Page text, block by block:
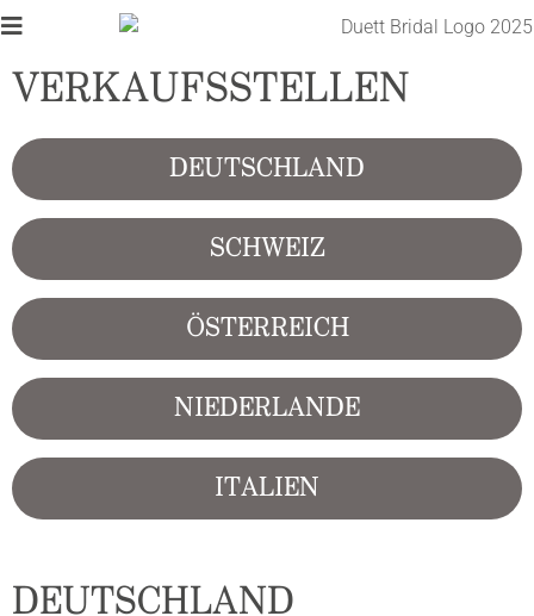
VERKAUFSSTELLEN
DEUTSCHLAND
SCHWEIZ
ÖSTERREICH
NIEDERLANDE
ITALIEN